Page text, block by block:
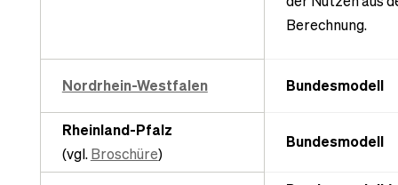
Berechnung.
Nordrhein-Westfalen Bundesmodell
Rheinland-Pfalz
(vgl.Broschüre)
Bundesmodell